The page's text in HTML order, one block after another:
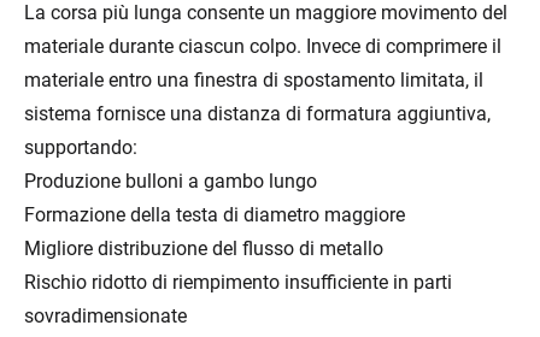
La corsa più lunga consente un maggiore movimento del
materiale durante ciascun colpo. Invece di comprimere il
materiale entro una finestra di spostamento limitata, il
sistema fornisce una distanza di formatura aggiuntiva,
supportando:
Produzione bulloni a gambo lungo
Formazione della testa di diametro maggiore
Migliore distribuzione del flusso di metallo
Rischio ridotto di riempimento insufficiente in parti
sovradimensionate